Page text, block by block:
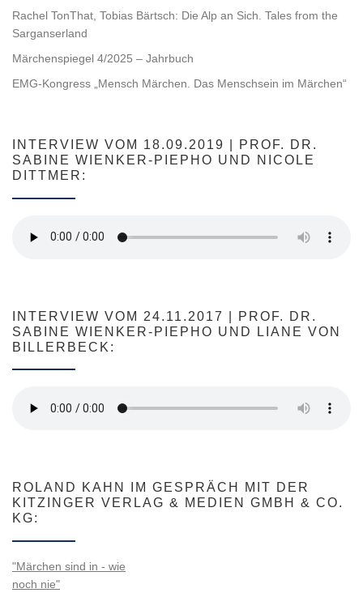
Rachel TonThat, Tobias Bärtsch: Die Alp an Sich. Tales from the
Sarganserland
Märchenspiegel 4/2025 – Jahrbuch
EMG-Kongress „Mensch Märchen. Das Menschsein im Märchen“
INTERVIEW VOM 18.09.2019 | PROF. DR.
SABINE WIENKER-PIEPHO UND NICOLE
DITTMER:
INTERVIEW VOM 24.11.2017 | PROF. DR.
SABINE WIENKER-PIEPHO UND LIANE VON
BILLERBECK:
ROLAND KAHN IM GESPRÄCH MIT DER
KITZINGER VERLAG & MEDIEN GMBH & CO.
KG:
"Märchen sind in - wie
noch nie"